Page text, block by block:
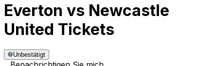
Everton vs Newcastle
United Tickets
Unbestätigt